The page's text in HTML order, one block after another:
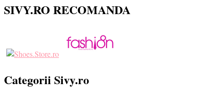
SIVY.RO RECOMANDA
Categorii Sivy.ro